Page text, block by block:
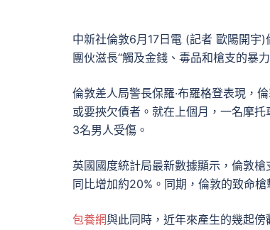
中新社倫敦6月17日電 (記者 歐陽開宇
團伙滋長“觸及金錢、毒品和槍支的暴
倫敦差人局警長保羅·布羅格登表現，
或要挾欠債者。就在上個月，一名摩
3名男人受傷。
英國國度統計局最新數據顯示，倫敦
同比增加約20%。同期，倫敦的致命槍
包養網與此同時，近年來產生的幾起傍